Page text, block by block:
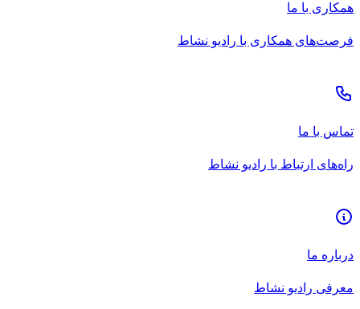
همکاری با ما
فرصت‌های همکاری با رادیو نشاط
تماس با ما
راه‌های ارتباط با رادیو نشاط
درباره ما
معرفی رادیو نشاط